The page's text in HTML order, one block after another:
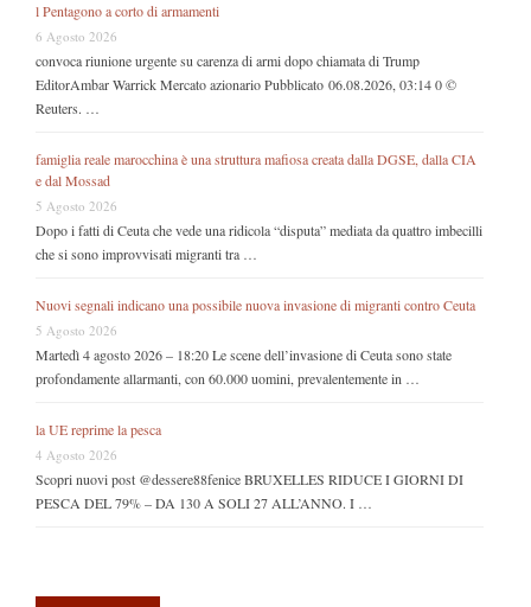
l Pentagono a corto di armamenti
6 Agosto 2026
convoca riunione urgente su carenza di armi dopo chiamata di Trump
EditorAmbar Warrick Mercato azionario Pubblicato 06.08.2026, 03:14 0 ©
Reuters. …
famiglia reale marocchina è una struttura mafiosa creata dalla DGSE, dalla CIA
e dal Mossad
5 Agosto 2026
Dopo i fatti di Ceuta che vede una ridicola “disputa” mediata da quattro imbecilli
che si sono improvvisati migranti tra …
Nuovi segnali indicano una possibile nuova invasione di migranti contro Ceuta
5 Agosto 2026
Martedì 4 agosto 2026 – 18:20 Le scene dell’invasione di Ceuta sono state
profondamente allarmanti, con 60.000 uomini, prevalentemente in …
la UE reprime la pesca
4 Agosto 2026
Scopri nuovi post @dessere88fenice BRUXELLES RIDUCE I GIORNI DI
PESCA DEL 79% – DA 130 A SOLI 27 ALL’ANNO. I …